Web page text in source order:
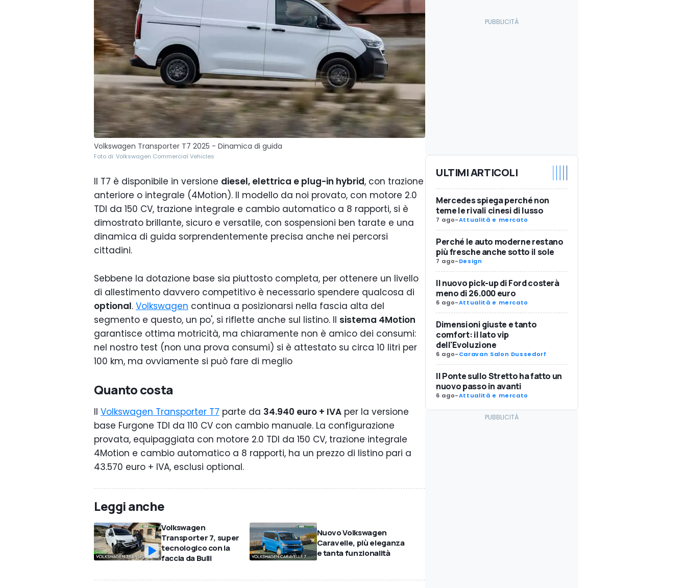
Volkswagen Transporter T7 2025 - Dinamica di guida
Foto di: Volkswagen Commercial Vehicles
Il T7 è disponibile in versione diesel, elettrica e plug-in hybrid, con trazione
anteriore o integrale (4Motion). Il modello da noi provato, con motore 2.0
TDI da 150 CV, trazione integrale e cambio automatico a 8 rapporti, si è
dimostrato brillante, sicuro e versatile, con sospensioni ben tarate e una
dinamica di guida sorprendentemente precisa anche nei percorsi
cittadini.
Sebbene la dotazione base sia piuttosto completa, per ottenere un livello
di allestimento davvero competitivo è necessario spendere qualcosa di
optional. Volkswagen continua a posizionarsi nella fascia alta del
segmento e questo, un po', si riflette anche sul listino. Il sistema 4Motion
garantisce ottima motricità, ma chiaramente non è amico dei consumi:
nel nostro test (non una prova consumi) si è attestato su circa 10 litri per
100 km, ma ovviamente si può fare di meglio
Quanto costa
Il Volkswagen Transporter T7 parte da 34.940 euro + IVA per la versione
base Furgone TDI da 110 CV con cambio manuale. La configurazione
provata, equipaggiata con motore 2.0 TDI da 150 CV, trazione integrale
4Motion e cambio automatico a 8 rapporti, ha un prezzo di listino pari a
43.570 euro + IVA, esclusi optional.
Leggi anche
Volkswagen
Transporter 7, super
tecnologico con la
faccia da Bulli
Nuovo Volkswagen
Caravelle, più eleganza
e tanta funzionalità
ULTIMI ARTICOLI
Mercedes spiega perché non
teme le rivali cinesi di lusso
7 ago-Attualità e mercato
Perché le auto moderne restano
più fresche anche sotto il sole
7 ago-Design
Il nuovo pick-up di Ford costerà
meno di 26.000 euro
6 ago-Attualità e mercato
Dimensioni giuste e tanto
comfort: il lato vip
dell'Evoluzione
6 ago-Caravan Salon Dussedorf
Il Ponte sullo Stretto ha fatto un
nuovo passo in avanti
6 ago-Attualità e mercato